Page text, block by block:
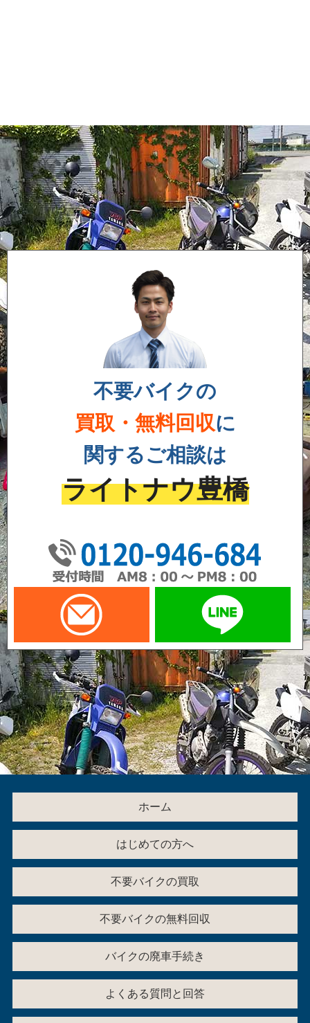
不要バイクの
買取・無料回収に
関するご相談は
ライトナウ豊橋
メールでお問い合わせ
ホーム
はじめての方へ
不要バイクの買取
不要バイクの無料回収
バイクの廃車手続き
よくある質問と回答